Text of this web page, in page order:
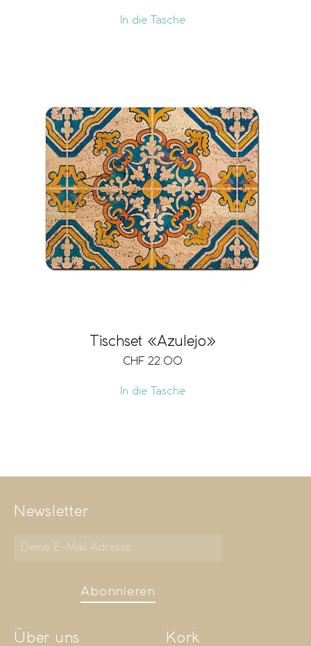
In die Tasche
Tischset «Azulejo»
CHF 22.00
In die Tasche
Newsletter
Abonnieren
Über uns Kork